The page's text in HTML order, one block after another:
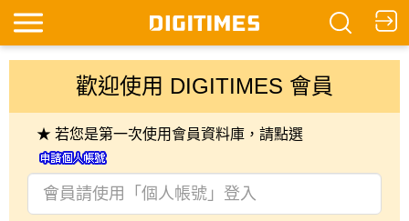
歡迎使用 DIGITIMES 會員
★ 若您是第一次使用會員資料庫，請點選